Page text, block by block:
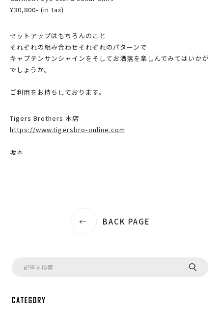
¥30,800- (in tax)
セットアップはもちろんのこと
それぞれの組み合わせそれぞれのパターンで
キャプテンサンシャインをそしてお洒落を楽しんでみてはいかが
でしょうか。
ご利用をお持ちしております。
Tigers Brothers 本店
https://www.tigersbro-online.com
坂本
BACK PAGE